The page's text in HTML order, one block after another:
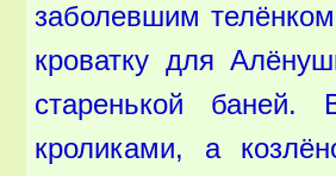
заболевшим
кроватку для
старенькой
кроликами, а